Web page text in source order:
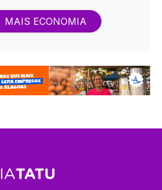
MAIS ECONOMIA